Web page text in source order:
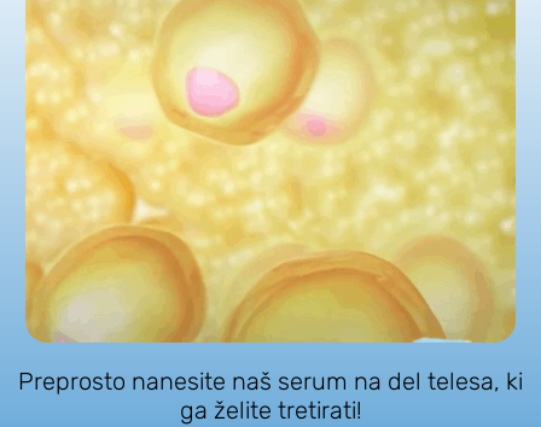
Preprosto nanesite naš serum na del telesa, ki
ga želite tretirati!